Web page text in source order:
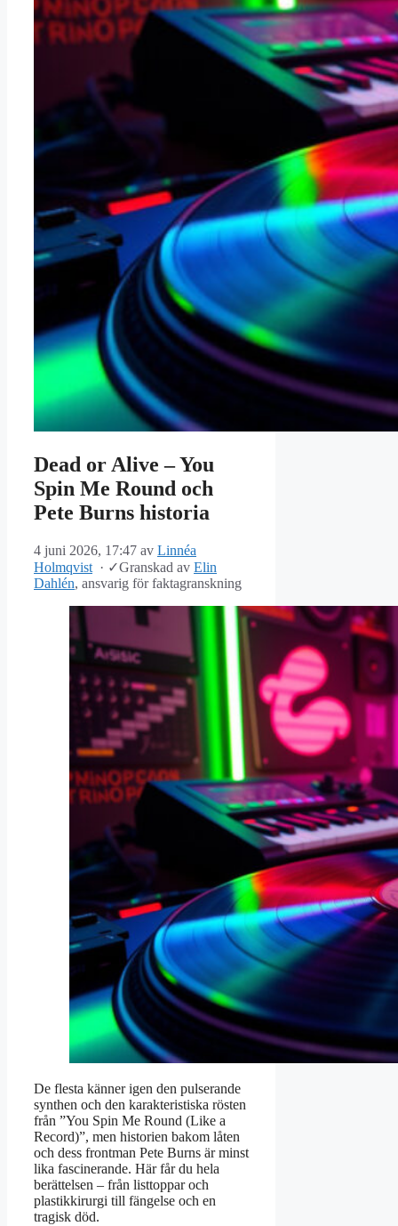
Dead or Alive – You
Spin Me Round och
Pete Burns historia
4 juni 2026, 17:47 av Linnéa
Holmqvist · ✓Granskad av Elin
Dahlén, ansvarig för faktagranskning
De flesta känner igen den pulserande
synthen och den karakteristiska rösten
från ”You Spin Me Round (Like a
Record)”, men historien bakom låten
och dess frontman Pete Burns är minst
lika fascinerande. Här får du hela
berättelsen – från listtoppar och
plastikkirurgi till fängelse och en
tragisk död.